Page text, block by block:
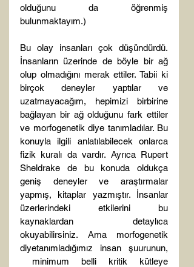
olduğunu da öğrenmiş
bulunmaktayım.)
Bu olay insanları çok düşündürdü.
İnsanların üzerinde de böyle bir ağ
olup olmadığını merak ettiler. Tabii ki
birçok deneyler yaptılar ve
uzatmayacağım, hepimizi birbirine
bağlayan bir ağ olduğunu fark ettiler
ve morfogenetik diye tanımladılar. Bu
konuyla ilgili anlatılabilecek onlarca
fizik kuralı da vardır. Ayrıca Rupert
Sheldrake de bu konuda oldukça
geniş deneyler ve araştırmalar
yapmış, kitaplar yazmıştır. İnsanlar
üzerlerindeki etkilerini bu
kaynaklardan detaylıca
okuyabilirsiniz. Ama morfogenetik
diyetanımladığımız insan şuurunun,
minimum belli kritik kütleye